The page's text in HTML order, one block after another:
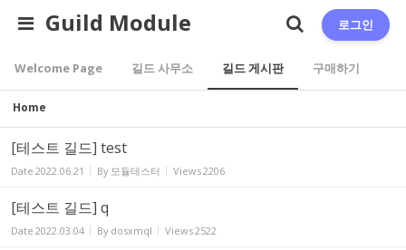
Guild Module
Welcome Page 길드 사무소 길드 게시판 구매하기
로그인
Home
[테스트 길드] test
Date 2022.06.21 By 모듈테스터 Views2206
[테스트 길드] q
Date 2022.03.04 By dosxmql Views2522